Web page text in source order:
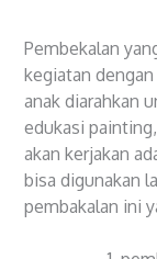
Pembekalan
kegiatan
anak diarahkan
edukasi
akan kerjakan
bisa digunakan
pembakalan ini